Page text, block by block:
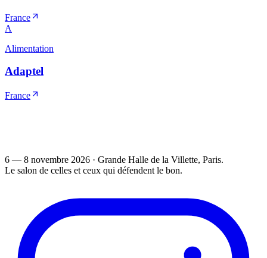
France
A
Alimentation
Adaptel
France
6 — 8 novembre 2026 · Grande Halle de la Villette, Paris.
Le salon de celles et ceux qui défendent le bon.